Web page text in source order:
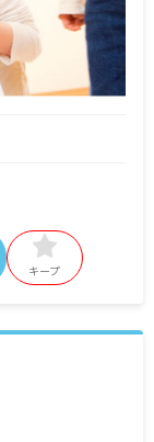
プ手当5,000円 処遇
キープ